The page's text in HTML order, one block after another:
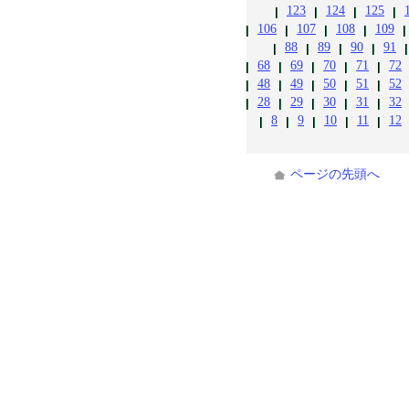
125
124
123
109
108
107
106
91
90
89
88
72
71
70
69
68
52
51
50
49
48
32
31
30
29
28
12
11
10
9
8
ページの先頭へ